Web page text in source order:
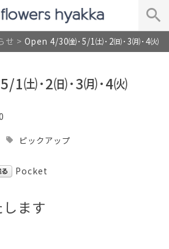
せ > Open 4/30㈮･5/1㈯･2㈰･3㈪･4㈫
1㈯･2㈰･3㈪･4㈫
ピックアップ
Pocket
ます